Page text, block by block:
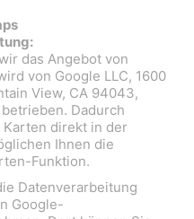
das Angebot von
von Google LLC, 1600
View, CA 94043,
Dadurch
direkt in der
Ihnen die
Funktion.
Datenverarbeitung
Google-